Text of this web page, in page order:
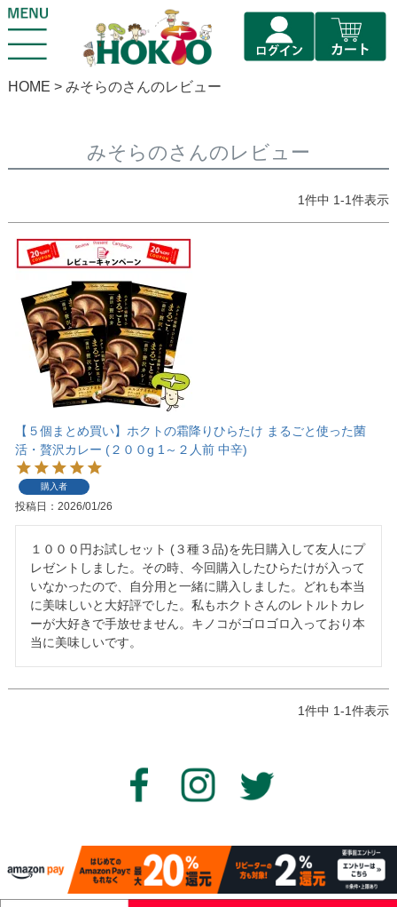
HOME みそらのさんのレビュー
みそらのさんのレビュー
1件中 1-1件表示
【５個まとめ買い】ホクトの霜降りひらたけ まるごと使った菌
活・贅沢カレー (２００g 1～２人前 中辛)
購入者
投稿日 2026/01/26
１０００円お試しセット (３種３品)を先日購入して友人にプ
レゼントしました。その時、今回購入したひらたけが入って
いなかったので、自分用と一緒に購入しました。どれも本当
に美味しいと大好評でした。私もホクトさんのレトルトカレ
ーが大好きで手放せません。キノコがゴロゴロ入っており本
当に美味しいです。
1件中 1-1件表示